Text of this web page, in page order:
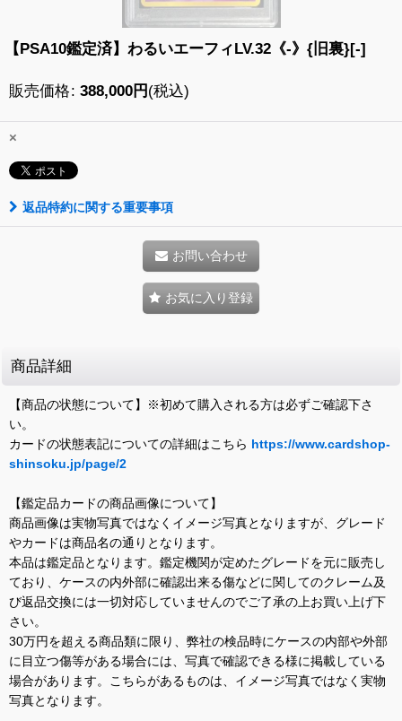
【PSA10鑑定済】わるいエーフィLV.32《-》{旧裏}[-]
販売価格: 388,000円 (税込)
×
返品特約に関する重要事項
お問い合わせ
お気に入り登録
商品詳細
【商品の状態について】※初めて購入される方は必ずご確認下さ
い。
カードの状態表記についての詳細はこちら https://www.cardshop-
shinsoku.jp/page/2
【鑑定品カードの商品画像について】
商品画像は実物写真ではなくイメージ写真となりますが、グレード
やカードは商品名の通りとなります。
本品は鑑定品となります。鑑定機関が定めたグレードを元に販売し
ており、ケースの内外部に確認出来る傷などに関してのクレーム及
び返品交換には一切対応していませんのでご了承の上お買い上げ下
さい。
30万円を超える商品類に限り、弊社の検品時にケースの内部や外部
に目立つ傷等がある場合には、写真で確認できる様に掲載している
場合があります。こちらがあるものは、イメージ写真ではなく実物
写真となります。